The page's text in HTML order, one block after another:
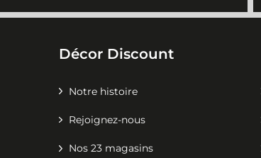
Décor Discount
Notre histoire
Rejoignez-nous
Nos 23 magasins